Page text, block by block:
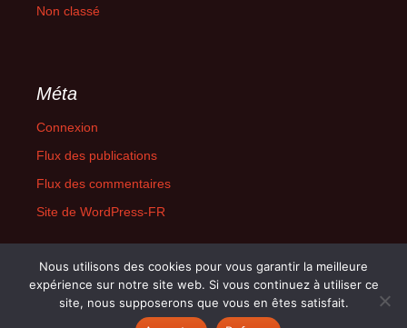
Non classé
Méta
Connexion
Flux des publications
Flux des commentaires
Site de WordPress-FR
Fièrement propulsé par WordPress
Nous utilisons des cookies pour vous garantir la meilleure
expérience sur notre site web. Si vous continuez à utiliser ce
site, nous supposerons que vous en êtes satisfait.